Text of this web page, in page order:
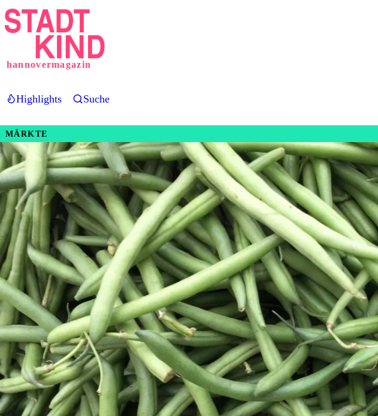
Direkt
zum
hannovermagazin
Highlights Suche
MÄRKTE